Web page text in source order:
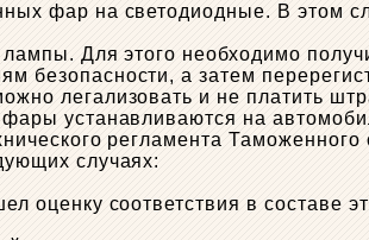
фар на светодиодные. В этом
Для этого необходимо
безопасности, а затем
легализовать и не платить
устанавливаются на
регламента Таможенного
случаях:
оценку соответствия в составе